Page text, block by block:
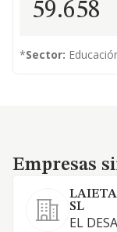
59.658
*Sector:
Empresas
Empresas
SL
EL